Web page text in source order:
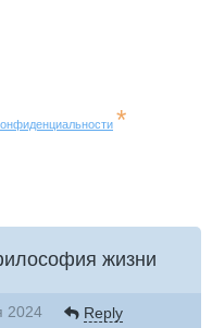
*
жизни
2024 Reply